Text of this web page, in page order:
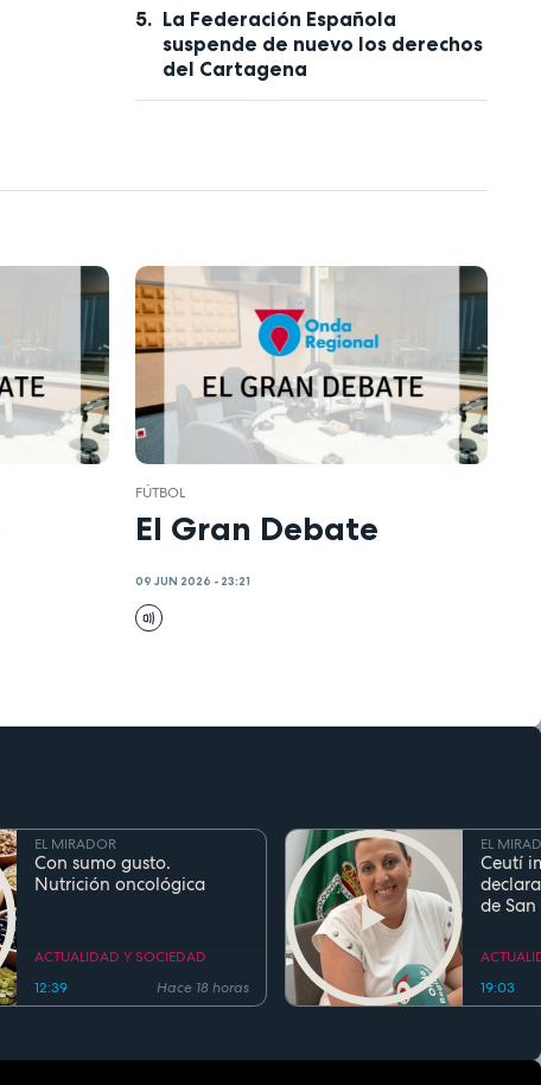
La Federación Española
suspende de nuevo los derechos
del Cartagena
FÚTBOL
El Gran Debate
09 JUN 2026 - 23:21
EL MIRADOR
Con sumo gusto.
Nutrición oncológica
ACTUALIDAD Y SOCIEDAD
12:39
Hace 18 horas
EL
Ceutí
de
19:03